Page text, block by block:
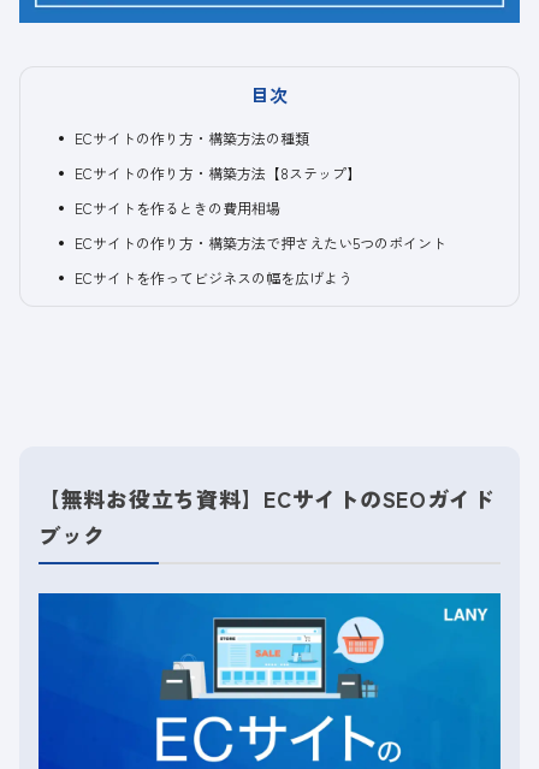
目次
ECサイトの作り方・構築方法の種類
ECサイトの作り方・構築方法【8ステップ】
ECサイトを作るときの費用相場
ECサイトの作り方・構築方法で押さえたい5つのポイント
ECサイトを作ってビジネスの幅を広げよう
【無料お役立ち資料】ECサイトのSEOガイド
ブック